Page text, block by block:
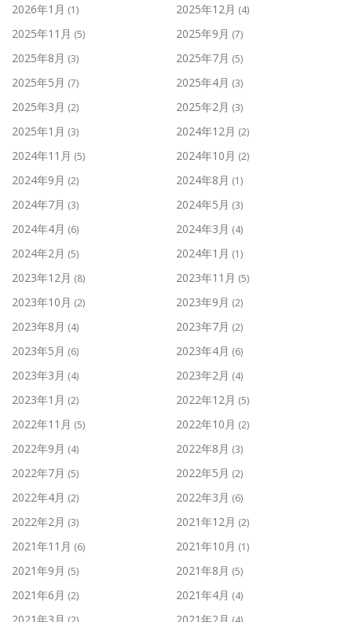
2026年1月 (1) 2025年12月 (4)
2025年11月 (5) 2025年9月 (7)
2025年8月 (3) 2025年7月 (5)
2025年5月 (7) 2025年4月 (3)
2025年3月 (2) 2025年2月 (3)
2025年1月 (3) 2024年12月 (2)
2024年11月 (5) 2024年10月 (2)
2024年9月 (2) 2024年8月 (1)
2024年7月 (3) 2024年5月 (3)
2024年4月 (6) 2024年3月 (4)
2024年2月 (5) 2024年1月 (1)
2023年12月 (8) 2023年11月 (5)
2023年10月 (2) 2023年9月 (2)
2023年8月 (4) 2023年7月 (2)
2023年5月 (6) 2023年4月 (6)
2023年3月 (4) 2023年2月 (4)
2023年1月 (2) 2022年12月 (5)
2022年11月 (5) 2022年10月 (2)
2022年9月 (4) 2022年8月 (3)
2022年7月 (5) 2022年5月 (2)
2022年4月 (2) 2022年3月 (6)
2022年2月 (3) 2021年12月 (2)
2021年11月 (6) 2021年10月 (1)
2021年9月 (5) 2021年8月 (5)
2021年6月 (2) 2021年4月 (4)
2021年3月 2021年2月